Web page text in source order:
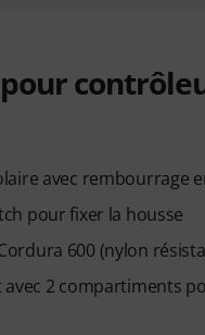
avec rembourrage
pour fixer la housse
600 (nylon
2 compartiments